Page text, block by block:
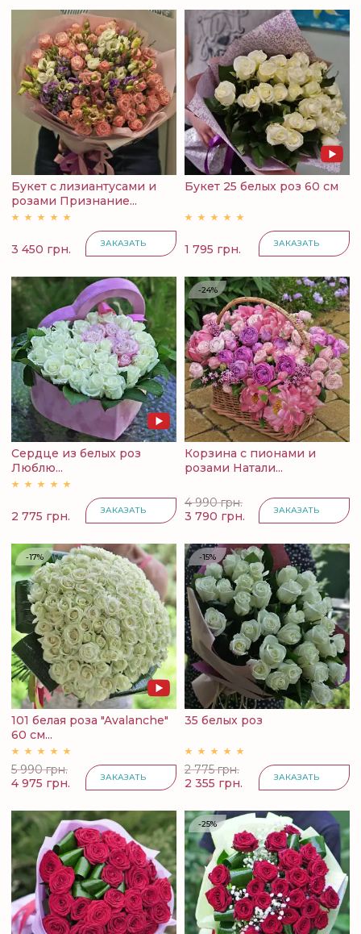
Букет с лизиантусами и
розами Признание...
3 450 грн. ЗАКАЗАТЬ
Букет 25 белых роз 60 см
1 795 грн. ЗАКАЗАТЬ
Сердце из белых роз
Люблю...
2 775 грн. ЗАКАЗАТЬ
-24%
Корзина с пионами и
розами Натали...
4 990 грн.
3 790 грн.
ЗАКАЗАТЬ
-17%
101 белая роза "Avalanche"
60 см...
5 990 грн.
4 975 грн.
ЗАКАЗАТЬ
-15%
35 белых роз
2 775 грн.
2 355 грн.
ЗАКАЗАТЬ
-25%